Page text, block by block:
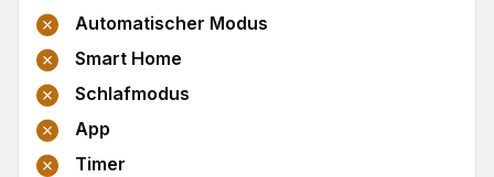
Automatischer Modus
Smart Home
Schlafmodus
App
Timer